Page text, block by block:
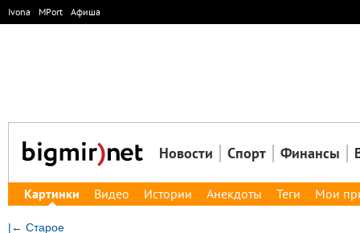
Ivona MPort Афиша
Новости Спорт Финансы
Картинки Видео Истории Анекдоты Теги Мои
|← Старое